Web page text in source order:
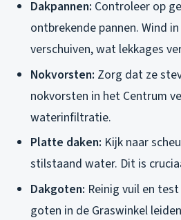
Dakpannen: Controleer op
ontbrekende pannen. Wind
verschuiven, wat lekkages
Nokvorsten: Zorg dat ze
nokvorsten in het Centrum
waterinfiltratie.
Platte daken: Kijk naar
stilstaand water. Dit is
Dakgoten: Reinig vuil en
goten in de Graswinkel